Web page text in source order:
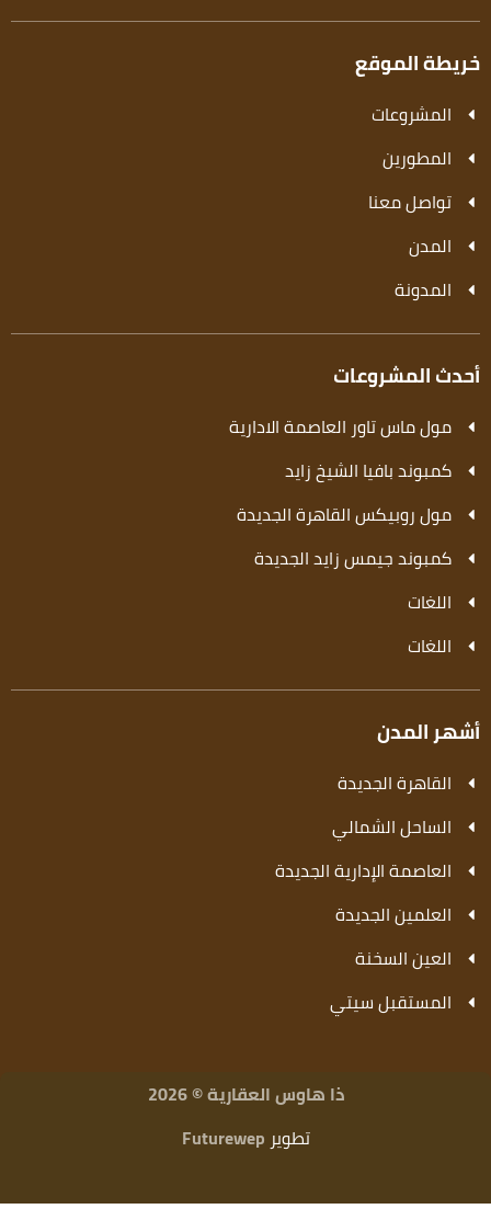
خريطة الموقع
المشروعات
المطورين
تواصل معنا
المدن
المدونة
أحدث المشروعات
مول ماس تاور العاصمة الادارية
كمبوند بافيا الشيخ زايد
مول روبيكس القاهرة الجديدة
كمبوند جيمس زايد الجديدة
اللغات
اللغات
أشهر المدن
القاهرة الجديدة
الساحل الشمالي
العاصمة الإدارية الجديدة
العلمين الجديدة
العين السخنة
المستقبل سيتي
ذا هاوس العقارية © 2026
تطوير Futurewep